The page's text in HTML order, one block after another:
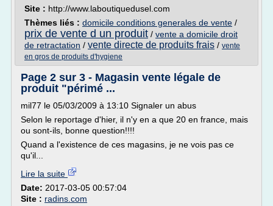
Site : http://www.laboutiquedusel.com
Thèmes liés : domicile conditions generales de vente /
prix de vente d un produit / vente a domicile droit
de retractation / vente directe de produits frais / vente
en gros de produits d'hygiene
Page 2 sur 3 - Magasin vente légale de
produit "périmé ...
mil77 le 05/03/2009 à 13:10 Signaler un abus
Selon le reportage d'hier, il n'y en a que 20 en france, mais
ou sont-ils, bonne question!!!!
Quand a l'existence de ces magasins, je ne vois pas ce
qu'il...
Lire la suite
Date: 2017-03-05 00:57:04
Site : radins.com